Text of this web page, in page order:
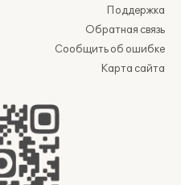
Поддержка
Обратная связь
Сообщить об ошибке
Карта сайта